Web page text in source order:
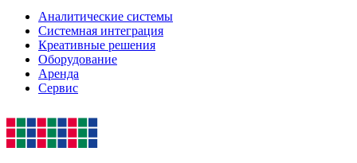
Аналитические системы
Системная интеграция
Креативные решения
Оборудование
Аренда
Сервис